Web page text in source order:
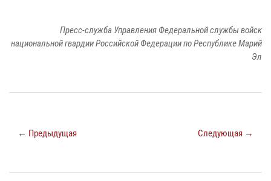
Пресс-служба Управления Федеральной службы войск
национальной гвардии Российской Федерации по Республике Марий
Эл
← Предыдущая Следующая →